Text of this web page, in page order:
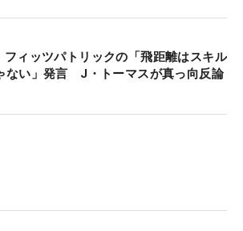
イ
、自分のスイングを失った」と告
フィッツパトリックの「飛距離はスキル
ない」発言 J・トーマスが真っ向反論